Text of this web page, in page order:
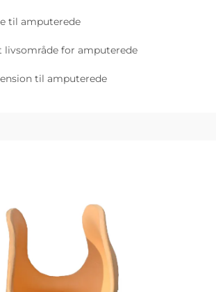
til amputerede
for amputerede
til amputerede